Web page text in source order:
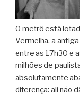
O metrô está
Vermelha, a
entre as 17h30 e
milhões de
absolutamente
diferença: ali não